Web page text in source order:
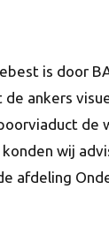
is door
ankers
de
wij
afdeling